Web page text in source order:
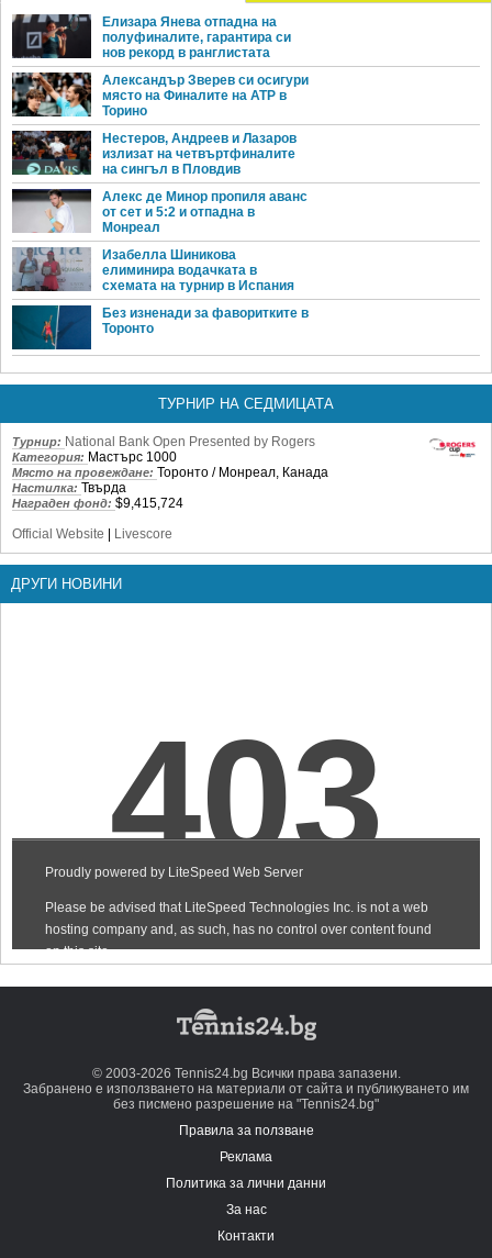
Елизара Янева отпадна на
полуфиналите, гарантира си
нов рекорд в ранглистата
Александър Зверев си осигури
място на Финалите на ATP в
Торино
Нестеров, Андреев и Лазаров
излизат на четвъртфиналите
на сингъл в Пловдив
Алекс де Минор пропиля аванс
от сет и 5:2 и отпадна в
Монреал
Изабелла Шиникова
елиминира водачката в
схемата на турнир в Испания
Без изненади за фаворитките в
Торонто
ТУРНИР НА СЕДМИЦАТА
Турнир: National Bank Open Presented by Rogers
Категория: Мастърс 1000
Място на провеждане: Торонто / Монреал, Канада
Настилка: Твърда
Награден фонд: $9,415,724
Official Website
Livescore
ДРУГИ НОВИНИ
© 2003-2026 Tennis24.bg Всички права запазени.
Забранено е използването на материали от сайта и публикуването им
без писмено разрешение на "Tennis24.bg"
Правила за ползване
Реклама
Политика за лични данни
За нас
Контакти